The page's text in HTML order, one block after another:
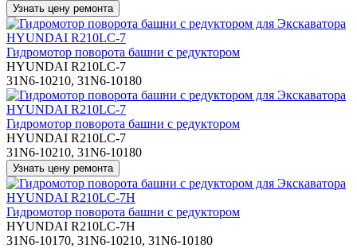
Гидромотор поворота башни с редуктором
HYUNDAI R210LC-7
31N6-10210, 31N6-10180
Гидромотор поворота башни с редуктором
HYUNDAI R210LC-7
31N6-10210, 31N6-10180
Гидромотор поворота башни с редуктором
HYUNDAI R210LC-7H
31N6-10170, 31N6-10210, 31N6-10180